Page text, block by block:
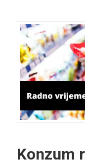
Konzum